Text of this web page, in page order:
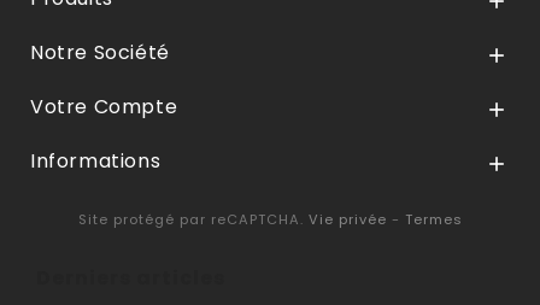
Notre Société 
Votre Compte 
Informations 
Site protégé par reCAPTCHA. Vie privée - Termes